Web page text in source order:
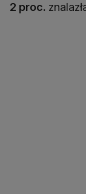
2 proc.